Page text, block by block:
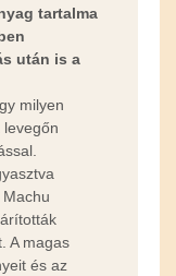
tartalma
után is a
milyen
A magas
és az